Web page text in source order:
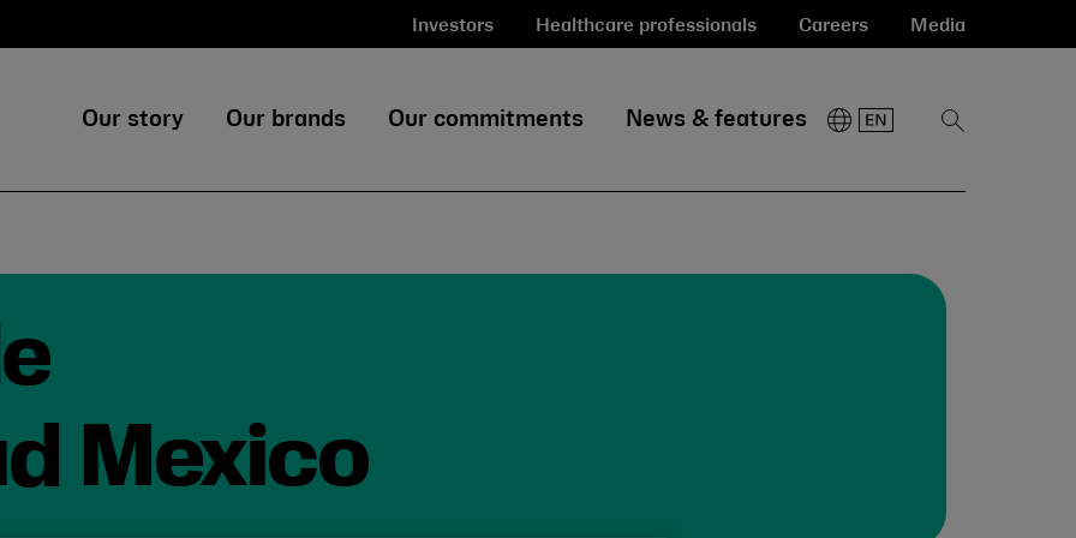
Investors Healthcare professionals Careers Media
Our story Our brands Our commitments News & features
Show
Mexico